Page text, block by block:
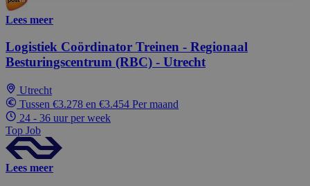
Lees meer
Logistiek Coördinator Treinen - Regionaal
Besturingscentrum (RBC) - Utrecht
Utrecht
Tussen €3.278 en €3.454 Per maand
24 - 36 uur per week
Top Job
Lees meer